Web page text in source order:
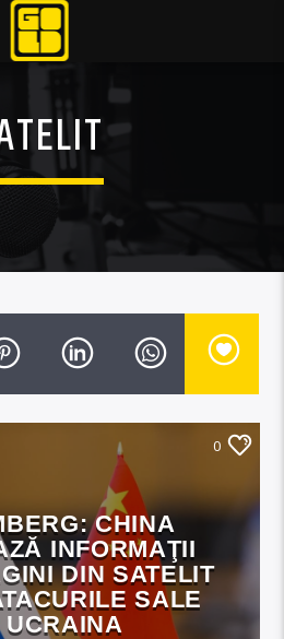
0
CHINA
INFORMAŢII
DIN SATELIT
SALE
UCRAINA